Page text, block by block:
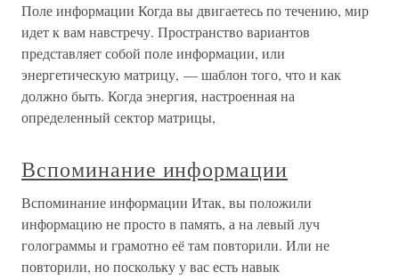
Поле информации Когда вы двигаетесь по течению, мир
идет к вам навстречу. Пространство вариантов
представляет собой поле информации, или
энергетическую матрицу, — шаблон того, что и как
должно быть. Когда энергия, настроенная на
определенный сектор матрицы,
Вспоминание информации
Вспоминание информации Итак, вы положили
информацию не просто в память, а на левый луч
голограммы и грамотно её там повторили. Или не
повторили, но поскольку у вас есть навык